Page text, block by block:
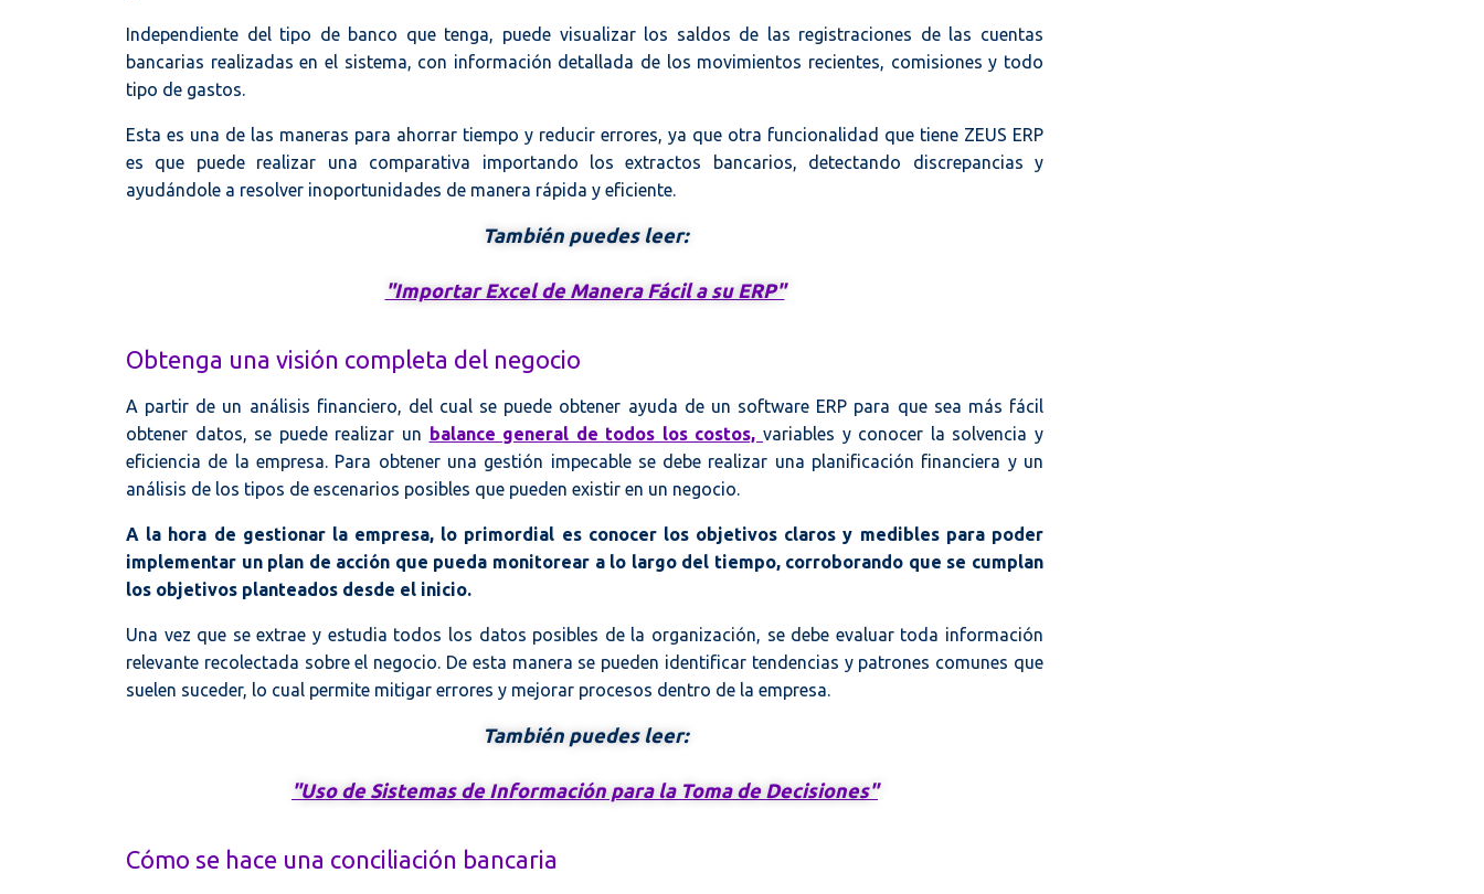
Independiente del tipo de banco que tenga, puede visualizar los saldos de las registraciones de las cuentas
bancarias realizadas en el sistema, con información detallada de los movimientos recientes, comisiones y todo
tipo de gastos.
Esta es una de las maneras para ahorrar tiempo y reducir errores, ya que otra funcionalidad que tiene ZEUS ERP
es que puede realizar una comparativa importando los extractos bancarios, detectando discrepancias y
ayudándole a resolver inoportunidades de manera rápida y eficiente.
También puedes leer:
"Importar Excel de Manera Fácil a su ERP"
Obtenga una visión completa del negocio
A partir de un análisis financiero, del cual se puede obtener ayuda de un software ERP para que sea más fácil
obtener datos, se puede realizar un balance general de todos los costos,variables y conocer la solvencia y
eficiencia de la empresa. Para obtener una gestión impecable se debe realizar una planificación financiera y un
análisis de los tipos de escenarios posibles que pueden existir en un negocio.
A la hora de gestionar la empresa, lo primordial es conocer los objetivos claros y medibles para poder
implementar un plan de acción que pueda monitorear a lo largo del tiempo, corroborando que se cumplan
los objetivos planteados desde el inicio.
Una vez que se extrae y estudia todos los datos posibles de la organización, se debe evaluar toda información
relevante recolectada sobre el negocio. De esta manera se pueden identificar tendencias y patrones comunes que
suelen suceder, lo cual permite mitigar errores y mejorar procesos dentro de la empresa.
También puedes leer:
"Uso de Sistemas de Información para la Toma de Decisiones"
Cómo se hace una conciliación bancaria